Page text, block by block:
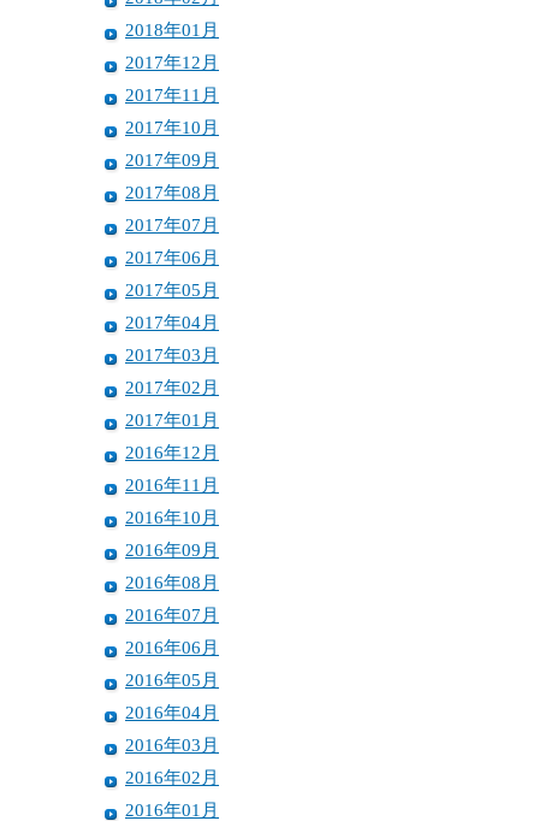
2018年01月
2017年12月
2017年11月
2017年10月
2017年09月
2017年08月
2017年07月
2017年06月
2017年05月
2017年04月
2017年03月
2017年02月
2017年01月
2016年12月
2016年11月
2016年10月
2016年09月
2016年08月
2016年07月
2016年06月
2016年05月
2016年04月
2016年03月
2016年02月
2016年01月